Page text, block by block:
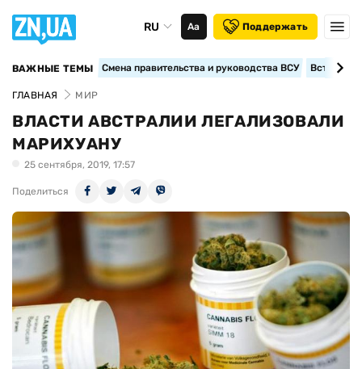
RU Аа Поддержать
ВАЖНЫЕ ТЕМЫ Смена правительства и руководства ВСУ
ГЛАВНАЯ МИР
ВЛАСТИ АВСТРАЛИИ ЛЕГАЛИЗОВАЛИ
МАРИХУАНУ
25 сентября, 2019, 17:57
Поделиться